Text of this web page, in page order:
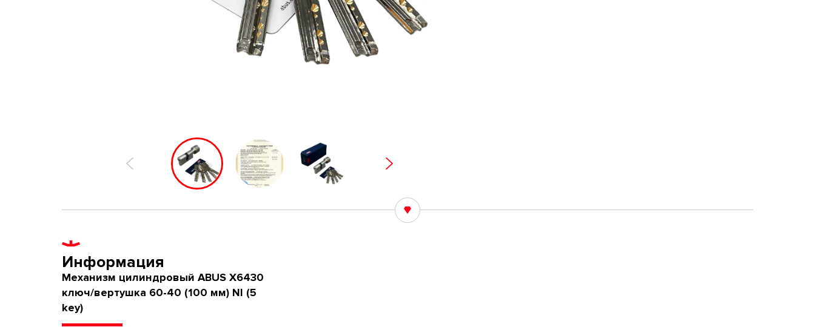
Информация
Механизм цилиндровый ABUS X6430
ключ/вертушка 60-40 (100 мм) NI (5
key)